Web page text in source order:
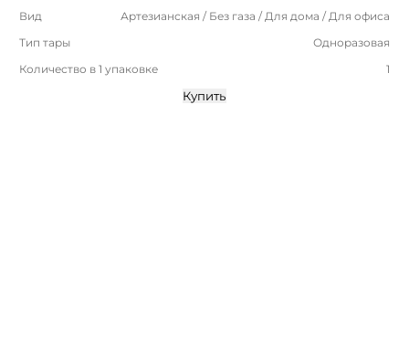
Вид
Артезианская / Без газа / Для дома / Для офиса
Тип тары
Одноразовая
Количество в 1 упаковке
1
Купить